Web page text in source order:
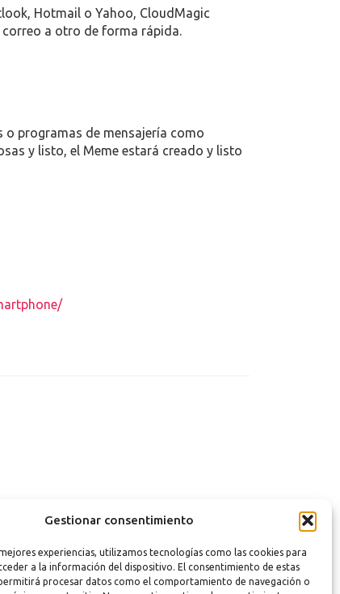
Gestionar consentimiento
experiencias, utilizamos tecnologías como las cookies para
a la información del dispositivo. El consentimiento de estas
procesar datos como el comportamiento de navegación o
Hotmail o Yahoo, CloudMagic
a otro de forma rápida.
programas de mensajería como
y listo, el Meme estará creado y listo
DEBERÍAS HACER CON TU TELÉFONO ANDROID